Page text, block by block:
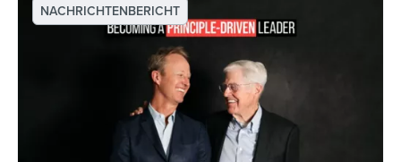
NACHRICHTENBERICHT